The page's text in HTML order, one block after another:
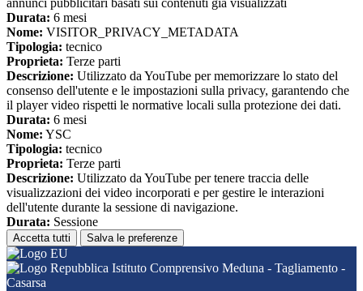
annunci pubblicitari basati sui contenuti già visualizzati
Durata: 6 mesi
Nome: VISITOR_PRIVACY_METADATA
Tipologia: tecnico
Proprieta: Terze parti
Descrizione: Utilizzato da YouTube per memorizzare lo stato del
consenso dell'utente e le impostazioni sulla privacy, garantendo che
il player video rispetti le normative locali sulla protezione dei dati.
Durata: 6 mesi
Nome: YSC
Tipologia: tecnico
Proprieta: Terze parti
Descrizione: Utilizzato da YouTube per tenere traccia delle
visualizzazioni dei video incorporati e per gestire le interazioni
dell'utente durante la sessione di navigazione.
Durata: Sessione
Accetta tutti Salva le preferenze
Istituto Comprensivo Meduna - Tagliamento -
Casarsa